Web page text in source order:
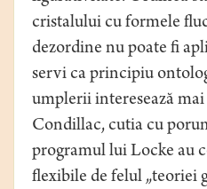
cristalului cu formele
dezordine nu poate fi
servi ca principiu
umplerii interesează
Condillac, cutia cu
programul lui Locke au
flexibile de felul „teoriei